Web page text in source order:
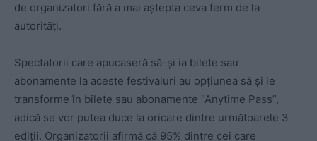
de organizatori fără a mai aștepta ceva ferm de la
autorități.
Spectatorii care apucaseră să-și ia bilete sau
abonamente la aceste festivaluri au opțiunea să și le
transforme în bilete sau abonamente “Anytime Pass”,
adică se vor putea duce la oricare dintre următoarele 3
ediții. Organizatorii afirmă că 95% dintre cei care